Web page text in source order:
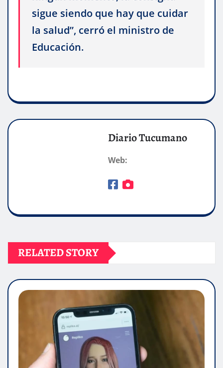
sigue siendo que hay que cuidar
la salud”, cerró el ministro de
Educación.
Diario Tucumano
Web:
RELATED STORY